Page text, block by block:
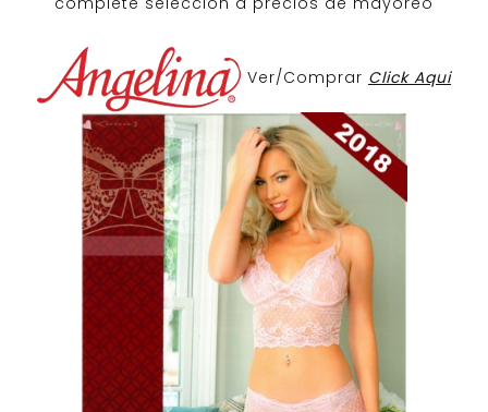
Ver/Comprar Click Aqui